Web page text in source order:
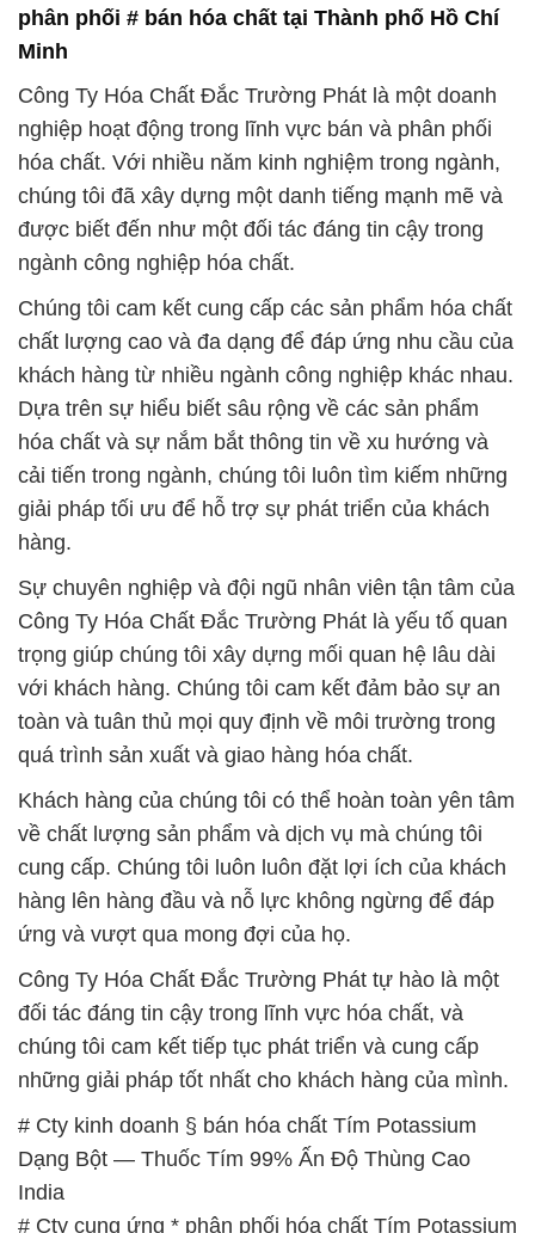
hóa chất. Với nhiều năm kinh nghiệm trong ngành,
chúng tôi đã xây dựng một danh tiếng mạnh mẽ và
được biết đến như một đối tác đáng tin cậy trong
ngành công nghiệp hóa chất.
Chúng tôi cam kết cung cấp các sản phẩm hóa chất
chất lượng cao và đa dạng để đáp ứng nhu cầu của
khách hàng từ nhiều ngành công nghiệp khác nhau.
Dựa trên sự hiểu biết sâu rộng về các sản phẩm
hóa chất và sự nắm bắt thông tin về xu hướng và
cải tiến trong ngành, chúng tôi luôn tìm kiếm những
giải pháp tối ưu để hỗ trợ sự phát triển của khách
hàng.
Sự chuyên nghiệp và đội ngũ nhân viên tận tâm của
Công Ty Hóa Chất Đắc Trường Phát là yếu tố quan
trọng giúp chúng tôi xây dựng mối quan hệ lâu dài
với khách hàng. Chúng tôi cam kết đảm bảo sự an
toàn và tuân thủ mọi quy định về môi trường trong
quá trình sản xuất và giao hàng hóa chất.
Khách hàng của chúng tôi có thể hoàn toàn yên tâm
về chất lượng sản phẩm và dịch vụ mà chúng tôi
cung cấp. Chúng tôi luôn luôn đặt lợi ích của khách
hàng lên hàng đầu và nỗ lực không ngừng để đáp
ứng và vượt qua mong đợi của họ.
Công Ty Hóa Chất Đắc Trường Phát tự hào là một
đối tác đáng tin cậy trong lĩnh vực hóa chất, và
chúng tôi cam kết tiếp tục phát triển và cung cấp
những giải pháp tốt nhất cho khách hàng của mình.
# Cty kinh doanh § bán hóa chất Tím Potassium
Dạng Bột — Thuốc Tím 99% Ấn Độ Thùng Cao
India
# Cty cung ứng * phân phối hóa chất Tím Potassium
Dạng Bột — Thuốc Tím 99% Ấn Độ Thùng Cao
India
# Địa chỉ kinh doanh ■ cung cấp hóa chất Tím
Potassium Dạng Bột — Thuốc Tím 99% Ấn Độ